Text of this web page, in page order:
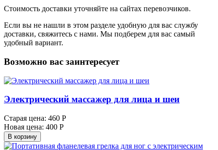
Стоимость доставки уточняйте на сайтах перевозчиков.
Если вы не нашли в этом разделе удобную для вас службу
доставки, свяжитесь с нами. Мы подберем для вас самый
удобный вариант.
Возможно вас заинтересует
Электрический массажер для лица и шеи
Старая цена: 460 Р
Новая цена: 400 Р
В корзину